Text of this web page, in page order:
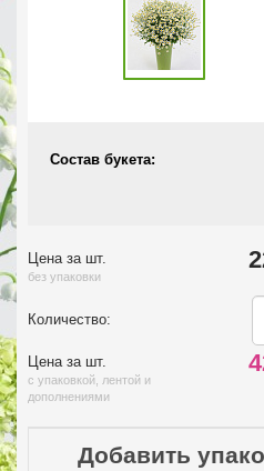
Состав букета:
Цена за шт.
без упаковки
Количество:
Цена за шт.
с упаковкой, лентой и
дополнениями
Добавить